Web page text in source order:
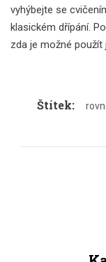
vyhýbejte se
klasickém dřípání.
zda je možné použít
Štítek: